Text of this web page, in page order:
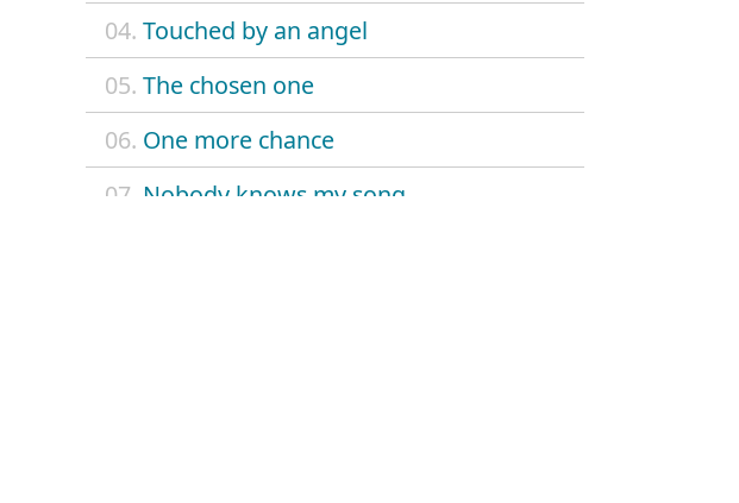
04. Touched by an angel
05. The chosen one
06. One more chance
07. Nobody knows my song